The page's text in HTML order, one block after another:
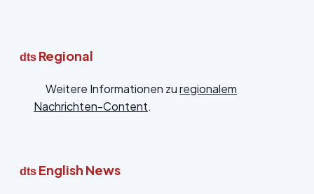
dts Regional
Weitere Informationen zuregionalem
Nachrichten-Content.
dts English News